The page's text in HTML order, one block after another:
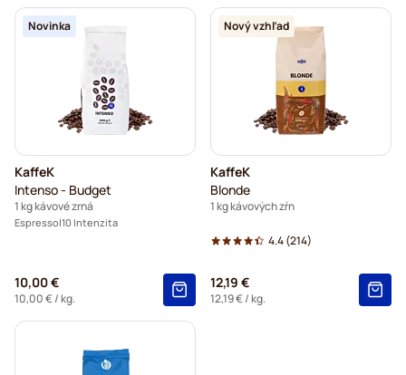
Novinka
KaffeK
Intenso - Budget
1 kg kávové zrná
Espresso 10 Intenzita
10,00 €
10,00 €/ kg.
Nový vzhľad
KaffeK
Blonde
1 kg kávových zŕn
4.4(214)
12,19 €
12,19 €/ kg.